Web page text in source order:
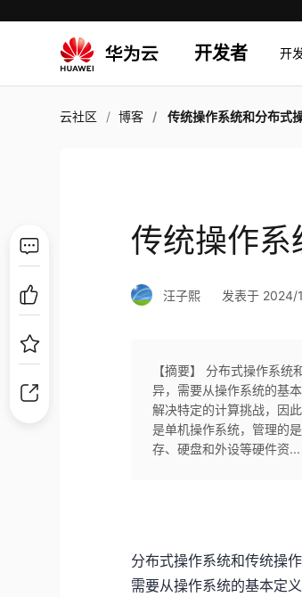
开发者 开
云社区 博客 传统操作系统和分布式
传统操作系
汪子熙 发表于 2024/
【摘要】 分布式操作系
异，需要从操作系统的基
解决特定的计算挑战，因
是单机操作系统，管理的
存、硬盘和外设等硬件资...
分布式操作系统和传统操
需要从操作系统的基本定